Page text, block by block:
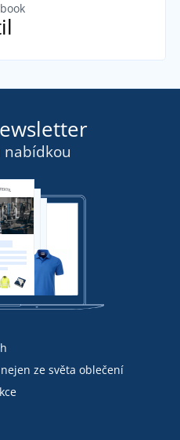
nabídkou
ze světa oblečení